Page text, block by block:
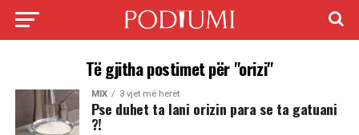
Të gjitha postimet për "orizi"
MIX 3 vjet më herët
Pse duhet ta lani orizin para se ta gatuani
?!